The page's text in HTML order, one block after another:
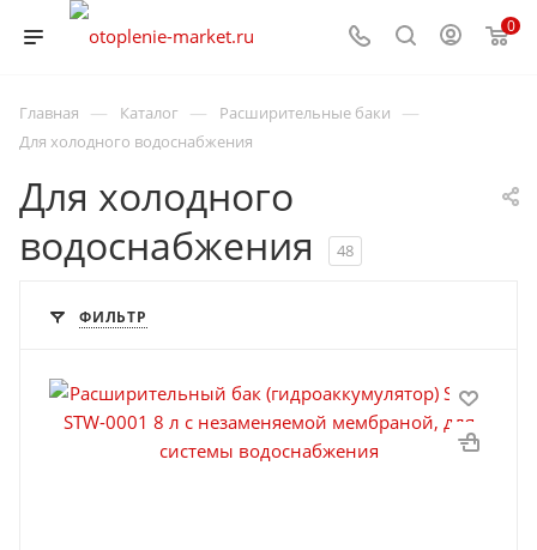
0
Главная — Каталог — Расширительные баки —
Для холодного водоснабжения
Для холодного
водоснабжения
48
ФИЛЬТР